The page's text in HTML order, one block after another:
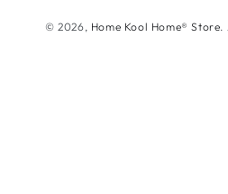
© 2026, Home Kool Home® Store.